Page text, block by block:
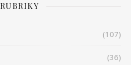
RUBRIKY
(107)
(36)